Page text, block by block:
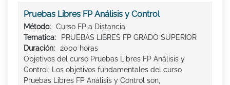
Pruebas Libres FP Análisis y Control
Método:
Curso FP a Distancia
Tematica:
PRUEBAS LIBRES FP GRADO SUPERIOR
Duración:
2000 horas
Objetivos del curso Pruebas Libres FP Análisis y
Control: Los objetivos fundamentales del curso
Pruebas Libres FP Análisis y Control son,